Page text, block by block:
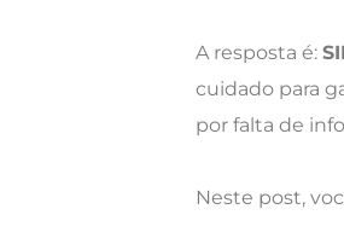
A resposta é:
cuidado para
por falta de
Neste post,